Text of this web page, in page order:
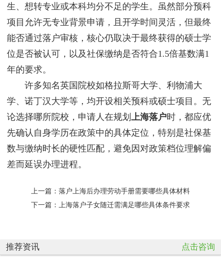
生、想转专业或本科均分不足的学生。虽然部分预科
项目允许无专业背景申请，且开学时间灵活，但最终
能否通过落户审核，核心仍取决于最终获得的硕士学
位是否被认可，以及社保缴纳是否符合1.5倍基数满1
年的要求。
许多知名英国院校如格拉斯哥大学、利物浦大
学、诺丁汉大学等，均开设相关预科或硕士项目。无
论选择哪所院校，申请人在规划 上海落户时，都应优
先确认自身学历在政策中的具体定位，特别是社保基
数与缴纳时长的硬性匹配，避免因对政策档位理解偏
差而延误办理进程。
上一篇： 落户上海后办理劳动手册需要哪些具体材料
下一篇：
上海落户子女随迁需满足哪些具体条件要求
推荐资讯 点击咨询